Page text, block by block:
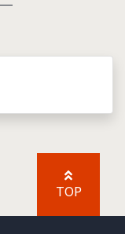
TOP